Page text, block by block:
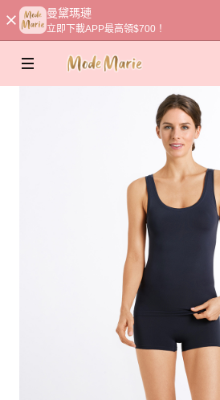
曼黛瑪璉
立即下載APP最高領$700！